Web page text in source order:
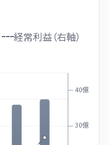
経常利益（右軸）
30億
40億